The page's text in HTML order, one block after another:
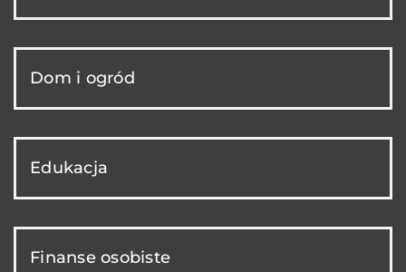
Dom i ogród
Edukacja
Finanse osobiste